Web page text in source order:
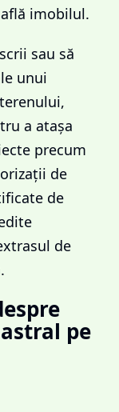
imobilul.
sau să
unui
a atașa
precum
de
de
de
pe